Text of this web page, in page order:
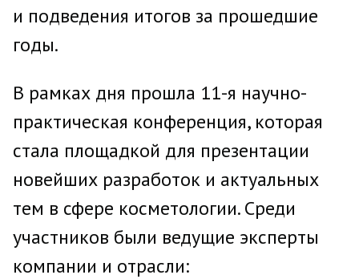
и подведения итогов за прошедшие
годы.
В рамках дня прошла 11-я научно-
практическая конференция, которая
стала площадкой для презентации
новейших разработок и актуальных
тем в сфере косметологии. Среди
участников были ведущие эксперты
компании и отрасли: